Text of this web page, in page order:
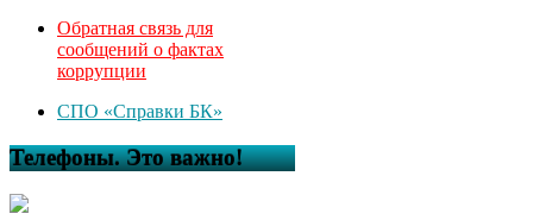
Обратная связь для
сообщений о фактах
коррупции
СПО «Справки БК»
Телефоны. Это важно!